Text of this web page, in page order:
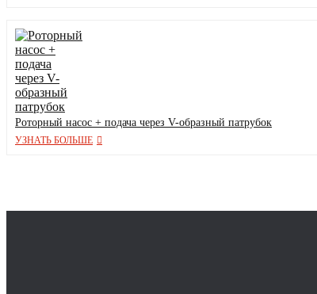
Роторный насос + подача через V-образный патрубок
УЗНАТЬ БОЛЬШЕ